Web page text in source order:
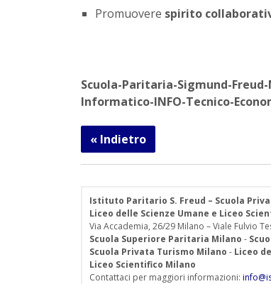
Promuovere spirito
Scuola-Paritaria-Sigmund-
Informatico-INFO-Tecnico-
« Indietro
Istituto Paritario S. Freud – Scuola
Liceo delle Scienze Umane e Liceo
Via Accademia, 26/29 Milano – Viale Fulvio
Scuola Superiore Paritaria Milano -
Scuola Privata Turismo Milano - Liceo
Liceo Scientifico Milano
Contattaci per maggiori informazioni: